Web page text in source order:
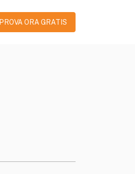
PROVA ORA GRATIS